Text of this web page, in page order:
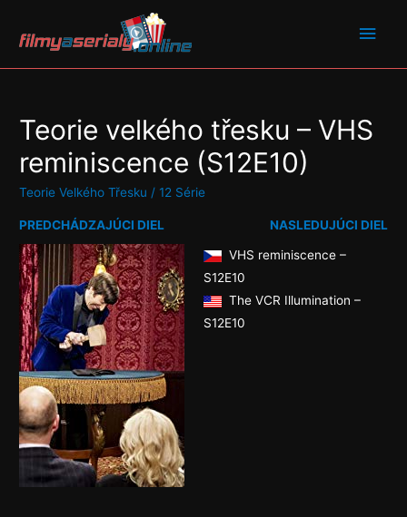
Teorie velkého třesku – VHS
reminiscence (S12E10)
Teorie Velkého Třesku /12 Série
PREDCHÁDZAJÚCI DIEL NASLEDUJÚCI DIEL
VHS reminiscence –
S12E10
The VCR Illumination –
S12E10